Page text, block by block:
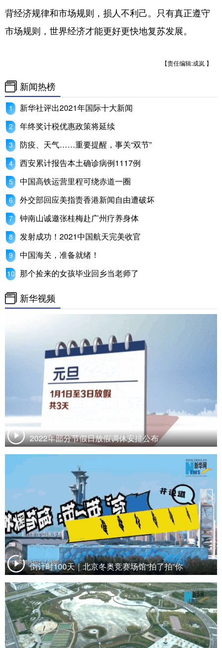
背经济规律和市场规则，损人不利己。只有真正遵守
市场规则，世界经济才能更好更快地复苏发展。
【责任编辑:成岚 】
新闻热榜
新华社评出2021年国际十大新闻
年终奖计税优惠政策将延续
防疫、天气……重要提醒，事关“双节”
西安累计报告本土确诊病例1117例
中国高铁运营里程可绕赤道一圈
外交部回应美指责香港新闻自由遭破坏
钟南山诚邀张桂梅赴广州疗养身体
发射成功！2021中国航天完美收官
中国海关，准备就绪！
那个捡来的女孩毕业回乡当老师了
新华视频
2022年部分节假日放假调休安排公布
倒计时100天｜北京冬奥竞赛场馆“拍了拍”你